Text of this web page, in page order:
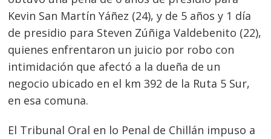
Kevin San Martín Yáñez (24), y de 5 años y 1 día
de presidio para Steven Zúñiga Valdebenito (22),
quienes enfrentaron un juicio por robo con
intimidación que afectó a la dueña de un
negocio ubicado en el km 392 de la Ruta 5 Sur,
en esa comuna.
El Tribunal Oral en lo Penal de Chillán impuso a